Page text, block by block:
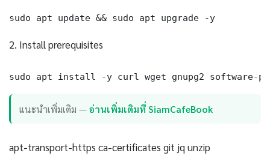
sudo apt update && sudo apt upgrade -y
2. Install prerequisites
sudo apt install -y curl wget gnupg2 software-
แนะนำเพิ่มเติม —อ่านเพิ่มเติมที่ SiamCafeBook
apt-transport-https ca-certificates git jq unzip